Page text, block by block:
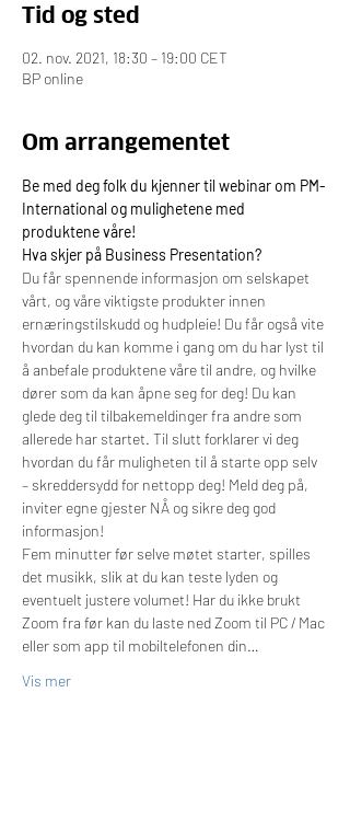
Tid og sted
02. nov. 2021, 18:30 – 19:00 CET
BP online
Om arrangementet
Be med deg folk du kjenner til webinar om PM-
International og mulighetene med
produktene våre!
Hva skjer på Business Presentation?
Du får spennende informasjon om selskapet
vårt, og våre viktigste produkter innen
ernæringstilskudd og hudpleie! Du får også vite
hvordan du kan komme i gang om du har lyst til
å anbefale produktene våre til andre, og hvilke
dører som da kan åpne seg for deg! Du kan
glede deg til tilbakemeldinger fra andre som
allerede har startet. Til slutt forklarer vi deg
hvordan du får muligheten til å starte opp selv
– skreddersydd for nettopp deg! Meld deg på,
inviter egne gjester NÅ og sikre deg god
informasjon!
Fem minutter før selve møtet starter, spilles
det musikk, slik at du kan teste lyden og
eventuelt justere volumet! Har du ikke brukt
Zoom fra før kan du laste ned Zoom til PC / Mac
eller som app til mobiltelefonen din…
Vis mer